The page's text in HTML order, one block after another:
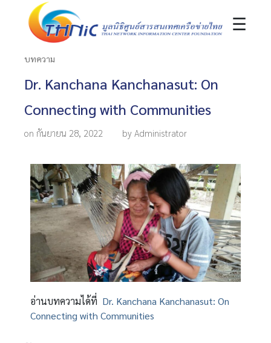
☰
บทความ
Dr. Kanchana Kanchanasut: On
Connecting with Communities
on กันยายน 28, 2022 by Administrator
อ่านบทความได้ที่ Dr. Kanchana Kanchanasut: On
Connecting with Communities